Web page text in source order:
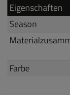
Eigenschaften
Season
Farbe